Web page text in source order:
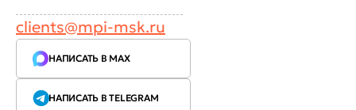
clients@mpi-msk.ru
НАПИСАТЬ В MAX
НАПИСАТЬ В TELEGRAM